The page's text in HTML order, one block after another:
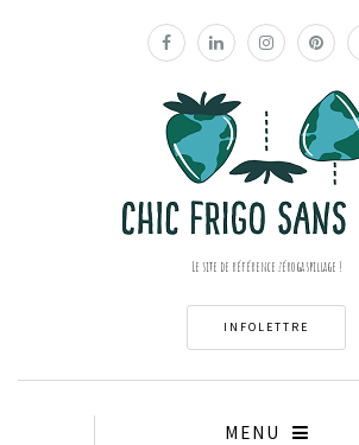
Le site de référence zéro gaspillage !
INFOLETTRE
MENU